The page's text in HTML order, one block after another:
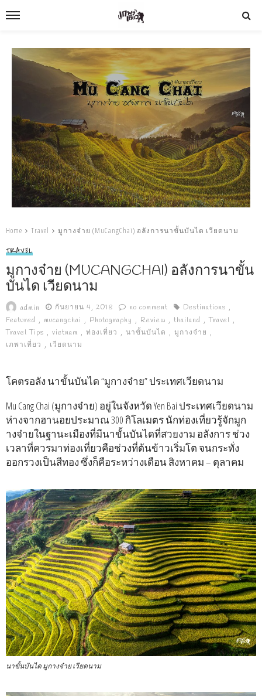
Home Travel มูกางจ๋าย (MuCangChai) อลังการนาขั้นบันได เวียดนาม
TRAVEL
มูกางจ๋าย (MUCANGCHAI) อลังการนาขั้น
บันได เวียดนาม
admin กันยายน 4, 2018 no comment
Destinations
Featured
mucangchai Photography Review thailand
Travel
Travel Tips
vietnam ท่องเที่ยว นาขั้นบันได
มูกางจ๋าย
เภพาเที่ยว
เวียดนาม
โคตรอลัง นาขั้นบันได “มูกางจ๋าย” ประเทศเวียดนาม
Mu Cang Chai (มูกางจ๋าย) อยู่ในจังหวัด Yen Bai ประเทศเวียดนาม
ห่างจากฮานอยประมาณ 300 กิโลเมตร นักท่องเที่ยวรู้จักมูก
างจ๋ายในฐานะเมืองที่มีนาขั้นบันไดที่สวยงาม อลังการ ช่วง
เวลาที่ควรมาท่องเที่ยวคือช่วงที่ต้นข้าวเริ่มโต จนกระทั่ง
ออกรวงเป็นสีทอง ซึ่งก็คือระหว่างเดือน สิงหาคม – ตุลาคม
นาขั้นบันได มูกางจ๋าย เวียดนาม